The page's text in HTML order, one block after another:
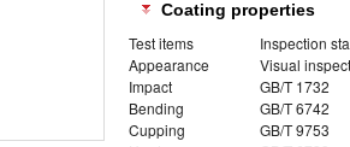
Coating properties
Test items
Inspection
Appearance
Visual
Impact
GB/T 1732
Bending
GB/T 6742
Cupping
GB/T 9753